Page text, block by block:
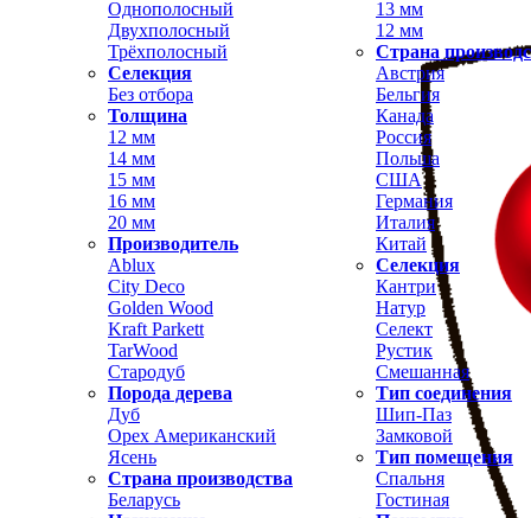
Однополосный
Двухполосный
Трёхполосный
Селекция
Без отбора
13 мм
12 мм
Страна
Австрия
Бельгия
Толщина
12 мм
14 мм
15 мм
16 мм
20 мм
Производитель
Ablux
City Deco
Golden Wood
Kraft Parkett
TarWood
Стародуб
Порода дерева
Дуб
Орех Американский
Ясень
Страна производства
Беларусь
Канада
Россия
Польша
США
Германия
Италия
Китай
Селекция
Кантри
Натур
Селект
Рустик
Смешанная
Тип соединения
Шип-Паз
Замковой
Тип помещения
Спальня
Гостиная